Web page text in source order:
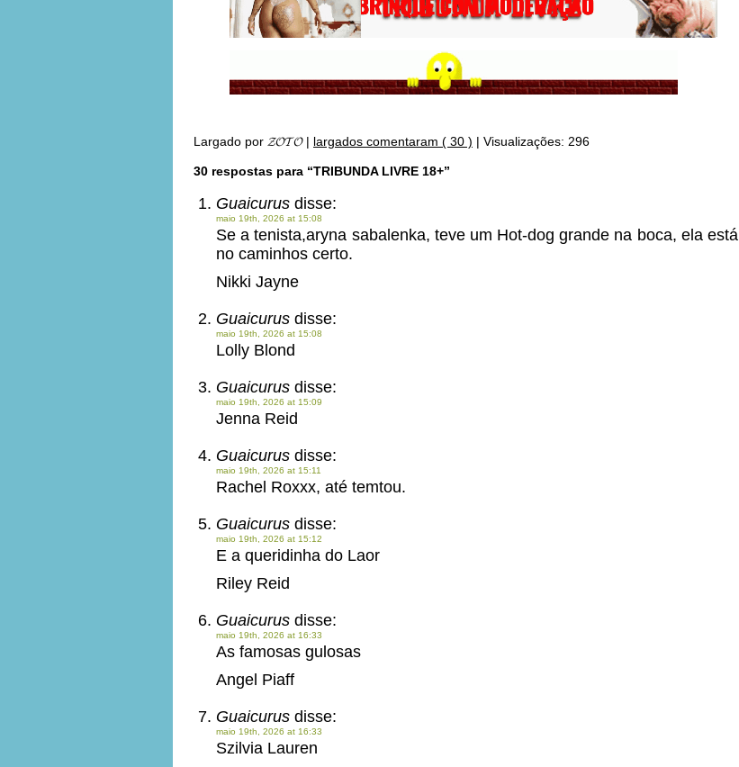
Largado por 𝓩𝓞𝓣𝓞| largados comentaram ( 30 ) | Visualizações: 296
30 respostas para “TRIBUNDA LIVRE 18+”
Guaicurus disse:
maio 19th, 2026 at 15:08
Se a tenista,aryna sabalenka, teve um Hot-dog grande na boca, ela está
no caminhos certo.
Nikki Jayne
Guaicurus disse:
maio 19th, 2026 at 15:08
Lolly Blond
Guaicurus disse:
maio 19th, 2026 at 15:09
Jenna Reid
Guaicurus disse:
maio 19th, 2026 at 15:11
Rachel Roxxx, até temtou.
Guaicurus disse:
maio 19th, 2026 at 15:12
E a queridinha do Laor
Riley Reid
Guaicurus disse:
maio 19th, 2026 at 16:33
As famosas gulosas
Angel Piaff
Guaicurus disse:
maio 19th, 2026 at 16:33
Szilvia Lauren